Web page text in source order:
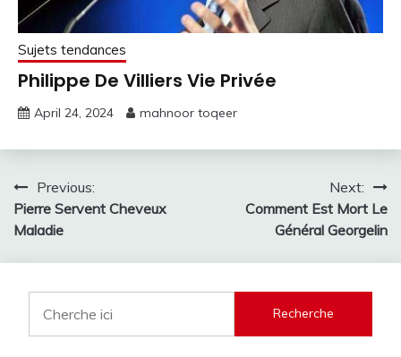
Sujets tendances
Philippe De Villiers Vie Privée
April 24, 2024 mahnoor toqeer
Post
navigation
Previous:
Pierre Servent Cheveux
Maladie
Next:
Comment Est Mort Le
Général Georgelin
Recherche